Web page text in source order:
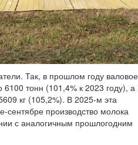
Так, в прошлом году валовое
тонн (101,4% к 2023 году), а
кг (105,2%). В 2025-м эта
сентябре производство молока
с аналогичным прошлогодним